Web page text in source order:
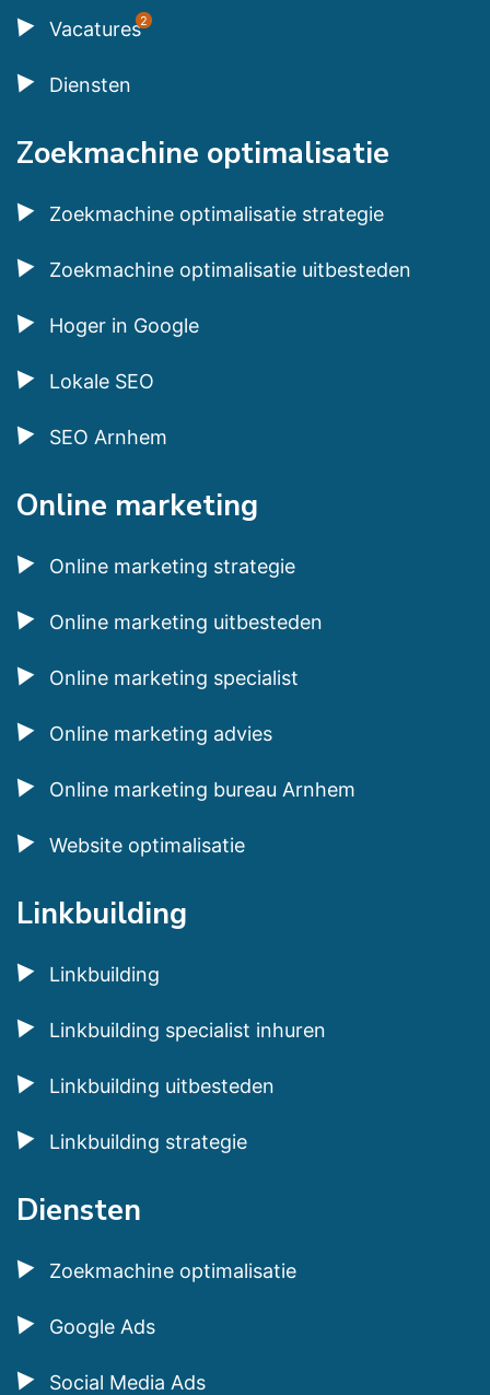
Vacatures2
Diensten
Zoekmachine optimalisatie
Zoekmachine optimalisatie strategie
Zoekmachine optimalisatie uitbesteden
Hoger in Google
Lokale SEO
SEO Arnhem
Online marketing
Online marketing strategie
Online marketing uitbesteden
Online marketing specialist
Online marketing advies
Online marketing bureau Arnhem
Website optimalisatie
Linkbuilding
Linkbuilding
Linkbuilding specialist inhuren
Linkbuilding uitbesteden
Linkbuilding strategie
Diensten
Zoekmachine optimalisatie
Google Ads
Social Media Ads